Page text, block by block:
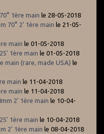
1ère main le 28-05-2018
70° 2' 1ère main le 21-05-
main le 01-05-2018
1ère main le 01-05-2018
main (rare, made USA) le
main le 11-04-2018
main le 11-04-2018
2' 1ère main le 10-04-
1ère main le 10-04-2018
2' 1ère main le 08-04-2018